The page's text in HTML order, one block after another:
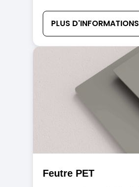
PLUS D'INFORMATIONS
Feutre PET